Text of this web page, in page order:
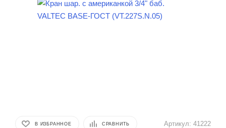
В ИЗБРАННОЕ СРАВНИТЬ Артикул: 41222